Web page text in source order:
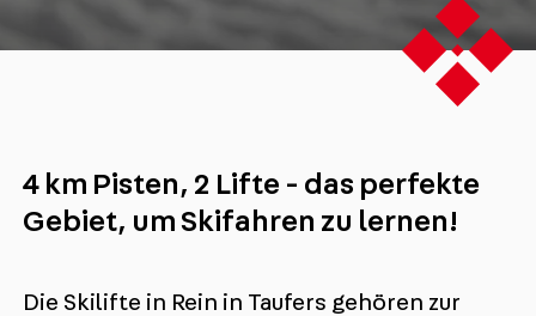
4 km Pisten, 2 Lifte - das perfekte
Gebiet, um Skifahren zu lernen!
Die Skilifte in Rein in Taufers gehören zur